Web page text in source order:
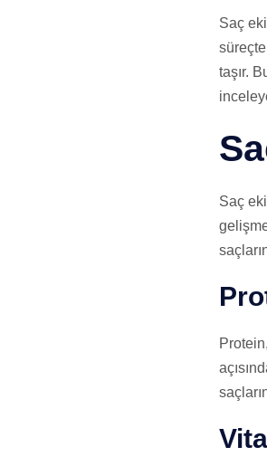
Saç
taşır.
Saç